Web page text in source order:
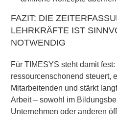
FAZIT: DIE
LEHRKRÄFTE IST
NOTWENDIG
Für TIMESYS steht damit
ressourcenschonend steuert,
Mitarbeitenden und stärkt
Arbeit – sowohl im
Unternehmen oder anderen